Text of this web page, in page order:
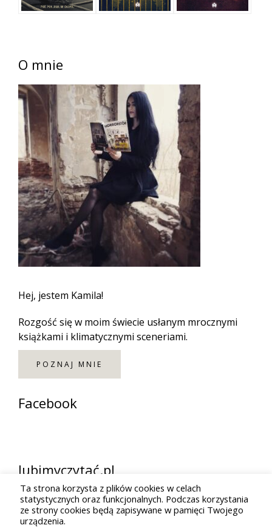
O mnie
Hej, jestem Kamila!
Rozgość się w moim świecie usłanym mrocznymi
książkami i klimatycznymi sceneriami.
POZNAJ MNIE
Facebook
lubimyczytać.pl
Ta strona korzysta z plików cookies w celach
statystycznych oraz funkcjonalnych. Podczas korzystania
ze strony cookies będą zapisywane w pamięci Twojego
urządzenia.